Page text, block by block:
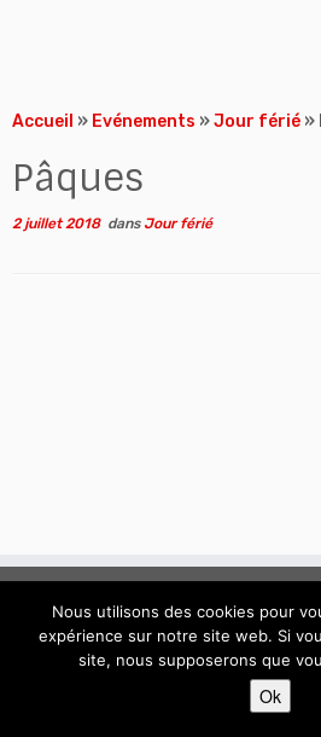
Accueil » Evénements »Jour férié »
Pâques
2 juillet 2018dans Jour férié
© 2015 - 2026 / Conseil Syndical de
Résidence "Connexion" à Boissy-
Nous utilisons des cookies pour
expérience sur notre site web. Si
site, nous supposerons que
Ok